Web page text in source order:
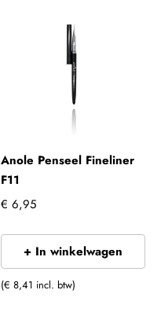
Anole Penseel Fineliner
F11
€ 6,95
+ In winkelwagen
(€ 8,41 incl. btw)